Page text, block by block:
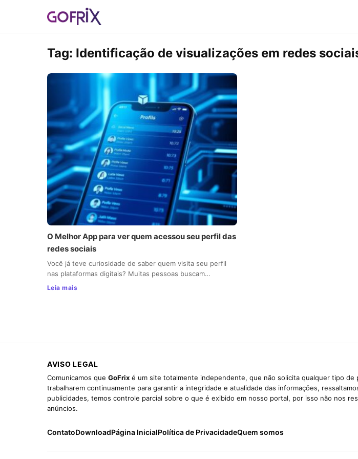
Tag: Identificação de visualizações em redes
O Melhor App para ver quem acessou seu perfil das
redes sociais
Você já teve curiosidade de saber quem visita seu perfil
nas plataformas digitais? Muitas pessoas buscam…
Leia mais
AVISO LEGAL
Comunicamos que GoFrix é um site totalmente independente, que não solicita qualquer tipo
trabalharem continuamente para garantir a integridade e atualidade das informações,
publicidades, temos controle parcial sobre o que é exibido em nosso portal, por isso não nos
anúncios.
ContatoDownloadPágina InicialPolítica de PrivacidadeQuem somos